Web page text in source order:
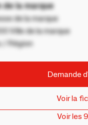
de la marque
de la marque
Ville de la marque
/ Région
Demande
Voir la
Voir les